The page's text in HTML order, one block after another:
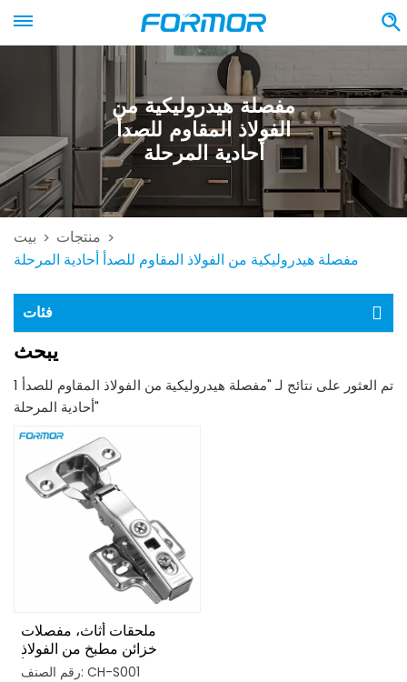
مفصلة هيدروليكية من
الفولاذ المقاوم للصدأ
أحادية المرحلة
بيت > منتجات >
مفصلة هيدروليكية من الفولاذ المقاوم للصدأ أحادية المرحلة
فئات
يبحث
1 تم العثور على نتائج لـ "مفصلة هيدروليكية من الفولاذ المقاوم للصدأ
أحادية المرحلة"
ملحقات أثاث، مفصلات
خزائن مطبخ من الفولاذ
المقاوم للصدأرقم الصنف: CH-S001